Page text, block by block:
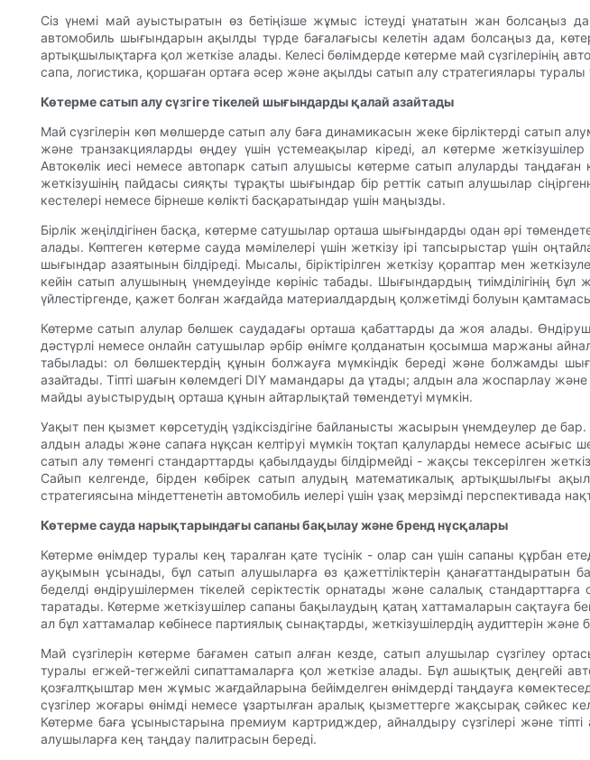
Сіз үнемі май ауыстыратын өз бетіңізше жұмыс істеуді ұнататын жан болсаңыз
автомобиль шығындарын ақылды түрде бағалағысы келетін адам болсаңыз да,
артықшылықтарға қол жеткізе алады. Келесі бөлімдерде көтерме май сүзгілерінің
сапа, логистика, қоршаған ортаға әсер және ақылды сатып алу стратегиялары
Көтерме сатып алу сүзгіге тікелей шығындарды қалай азайтады
Май сүзгілерін көп мөлшерде сатып алу баға динамикасын жеке бірліктерді сатып
және транзакцияларды өңдеу үшін үстемеақылар кіреді, ал көтерме
Автокөлік иесі немесе автопарк сатып алушысы көтерме сатып алуларды
жеткізушінің пайдасы сияқты тұрақты шығындар бір реттік сатып алушылар
кестелері немесе бірнеше көлікті басқаратындар үшін маңызды.
Бірлік жеңілдігінен басқа, көтерме сатушылар орташа шығындарды одан әрі
алады. Көптеген көтерме сауда мәмілелері үшін жеткізу ірі тапсырыстар үшін
шығындар азаятынын білдіреді. Мысалы, біріктірілген жеткізу қораптар мен
кейін сатып алушының үнемдеуінде көрініс табады. Шығындардың тиімділігінің
үйлестіргенде, қажет болған жағдайда материалдардың қолжетімді болуын
Көтерме сатып алулар бөлшек саудадағы орташа қабаттарды да жоя алады.
дәстүрлі немесе онлайн сатушылар әрбір өнімге қолданатын қосымша маржаны
табылады: ол бөлшектердің құнын болжауға мүмкіндік береді және болжамды
азайтады. Тіпті шағын көлемдегі DIY мамандары да ұтады; алдын ала жоспарлау
майды ауыстырудың орташа құнын айтарлықтай төмендетуі мүмкін.
Уақыт пен қызмет көрсетудің үздіксіздігіне байланысты жасырын үнемдеулер де
алдын алады және сапаға нұқсан келтіруі мүмкін тоқтап қалуларды немесе асығыс
сатып алу төменгі стандарттарды қабылдауды білдірмейді - жақсы тексерілген
Сайып келгенде, бірден көбірек сатып алудың математикалық артықшылығы
стратегиясына міндеттенетін автомобиль иелері үшін ұзақ мерзімді перспективада
Көтерме сауда нарықтарындағы сапаны бақылау және бренд нұсқалары
Көтерме өнімдер туралы кең таралған қате түсінік - олар сан үшін сапаны құрбан
ауқымын ұсынады, бұл сатып алушыларға өз қажеттіліктерін қанағаттандыратын
беделді өндірушілермен тікелей серіктестік орнатады және салалық
таратады. Көтерме жеткізушілер сапаны бақылаудың қатаң хаттамаларын сақтауға
ал бұл хаттамалар көбінесе партиялық сынақтарды, жеткізушілердің аудиттерін
Май сүзгілерін көтерме бағамен сатып алған кезде, сатып алушылар сүзгілеу
туралы егжей-тегжейлі сипаттамаларға қол жеткізе алады. Бұл ашықтық деңгейі
қозғалтқыштар мен жұмыс жағдайларына бейімделген өнімдерді таңдауға
сүзгілер жоғары өнімді немесе ұзартылған аралық қызметтерге жақсырақ сәйкес
Көтерме баға ұсыныстарына премиум картридждер, айналдыру сүзгілері және
алушыларға кең таңдау палитрасын береді.